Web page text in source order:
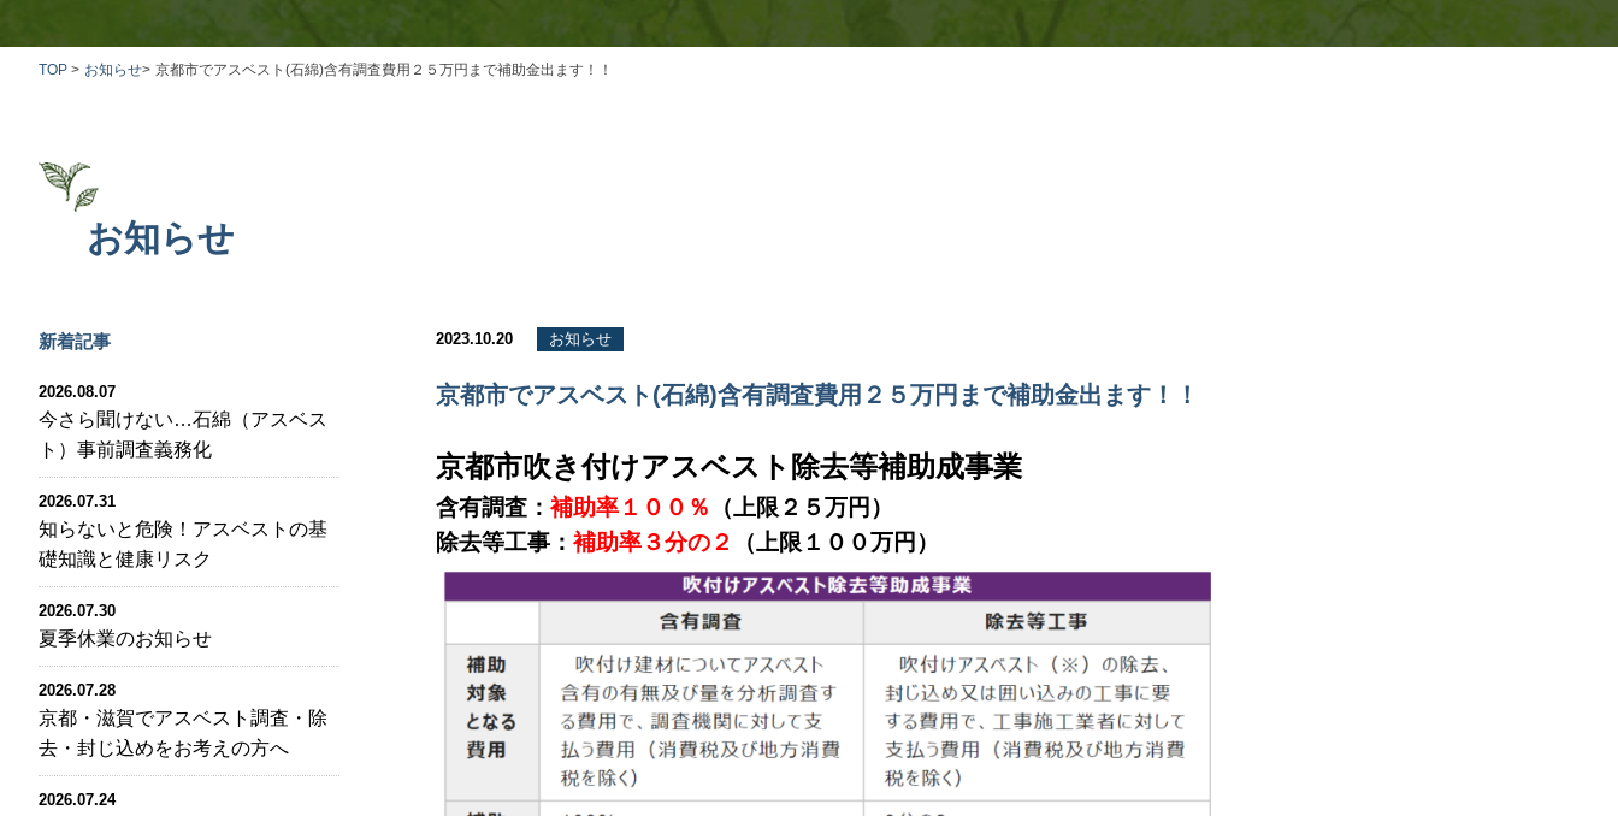
TOP > お知らせ> 京都市でアスベスト(石綿)含有調査費用２５万円まで補助金出ます！！
お知らせ
新着記事
2026.08.07
今さら聞けない…石綿（アスベス
ト）事前調査義務化
2026.07.31
知らないと危険！アスベストの基
礎知識と健康リスク
2026.07.30
夏季休業のお知らせ
2026.07.28
京都・滋賀でアスベスト調査・除
去・封じ込めをお考えの方へ
2026.07.24
2023.10.20 お知らせ
京都市でアスベスト(石綿)含有調査費用２５万円まで補助金出ます！！
京都市吹き付けアスベスト除去等補助成事業
含有調査： 補助率１００％ （上限２５万円）
除去等工事： 補助率３分の２ （上限１００万円）